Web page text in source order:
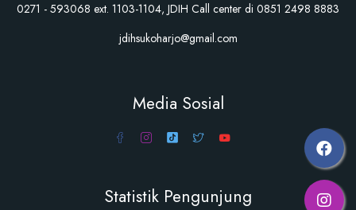
0271 - 593068 ext. 1103-1104, JDIH Call center di 0851 2498 8883
jdihsukoharjo@gmail.com
Media Sosial
Statistik Pengunjung